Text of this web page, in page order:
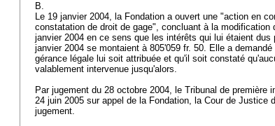
B.
Le 19 janvier 2004, la Fondation a ouvert une "action en
constatation de droit de gage", concluant à la
janvier 2004 en ce sens que les intérêts qui lui étaient dus
janvier 2004 se montaient à 805'059 fr. 50. Elle a
gérance légale lui soit attribuée et qu'il soit constaté
valablement intervenue jusqu'alors.
Par jugement du 28 octobre 2004, le Tribunal de première
24 juin 2005 sur appel de la Fondation, la Cour de Justice
jugement.